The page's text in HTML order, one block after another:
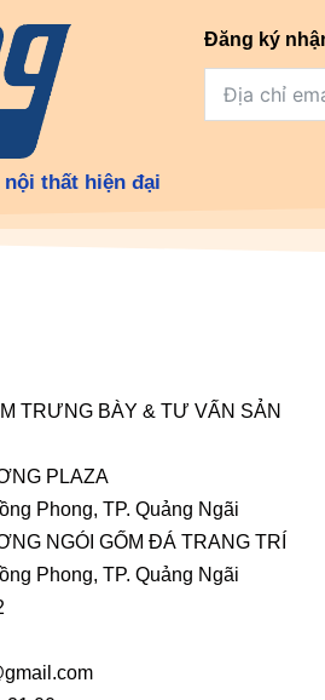
nội thất hiện đại
Đăng ký
TRƯNG BÀY & TƯ VẤN SẢN
PLAZA
Phong, TP. Quảng Ngãi
NGÓI GỐM ĐÁ TRANG TRÍ
Phong, TP. Quảng Ngãi